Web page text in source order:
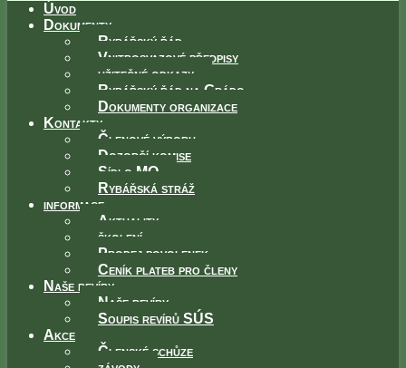
Úvod
Dokumenty
Rybářský řád
Vnitrosvazové předpisy
užitečné odkazy
Rybářský řád na Grádo
Dokumenty organizace
Kontakty
Členové výboru
Dozorčí komise
Sídlo MO
Rybářská stráž
informace
Aktuality
školení
Prodej povolenek
Ceník plateb pro členy
Naše revíry
Naše revíry
Soupis revírů SÚS
Akce
Členské schůze